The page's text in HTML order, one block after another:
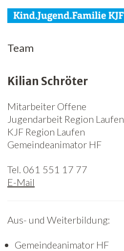
KJF
Jugend
Familie
Media
Netzwerk
Jobs
Freiwilligenarbeit
Team
Kilian Schröter
Mitarbeiter Offene
Jugendarbeit Region Laufen
KJF Region Laufen
Gemeindeanimator HF
Tel. 061 551 17 77
E-Mail
Aus- und Weiterbildung:
Gemeindeanimator HF